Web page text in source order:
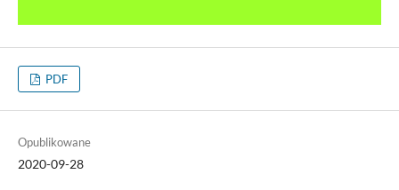
PDF
Opublikowane
2020-09-28